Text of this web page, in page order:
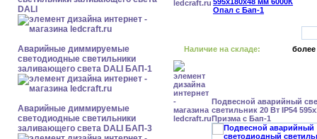
DALI
Аварийные диммируемые
светодиодные светильники
заливающего света DALI БАП-1
Аварийные диммируемые
светодиодные светильники
заливающего света DALI БАП-3
Наличие на складе: более
Подвесной аварийный
светильник 20 Вт IP54
Призма с Бап-1